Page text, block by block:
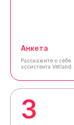
Анкета
Расскажите о себе.
ассистента Vetland.
3